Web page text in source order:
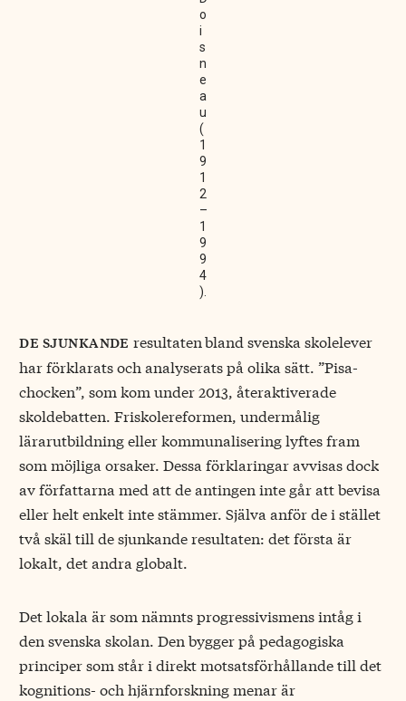
o
i
s
n
e
a
u
(
1
9
1
2
–
1
9
9
4
).
de sjunkande resultatenbland svenska skolelever
har förklarats och analyserats på olika sätt. ”Pisa-
chocken”, som kom under 2013, återaktiverade
skoldebatten. Friskolereformen, undermålig
lärarutbildning eller kommunalisering lyftes fram
som möjliga orsaker. Dessa förklaringar avvisas dock
av författarna med att de antingen inte går att bevisa
eller helt enkelt inte stämmer. Själva anför de i stället
två skäl till de sjunkande resultaten: det första är
lokalt, det andra globalt.
Det lokala är som nämnts progressivismens intåg i
den svenska skolan. Den bygger på pedagogiska
principer som står i direkt motsatsförhållande till det
kognitions- och hjärnforskning menar är